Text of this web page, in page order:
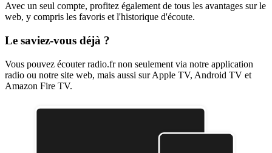
Avec un seul compte, profitez également de tous les avantages sur le
web, y compris les favoris et l'historique d'écoute.
Le saviez-vous déjà ?
Vous pouvez écouter radio.fr non seulement via notre application
radio ou notre site web, mais aussi sur Apple TV, Android TV et
Amazon Fire TV.